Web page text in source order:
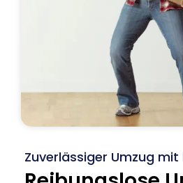
Zuverlässiger Umzug mit